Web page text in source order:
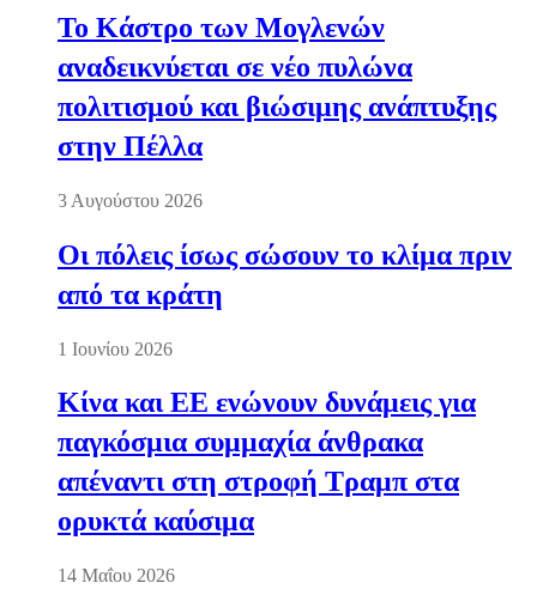
Το Κάστρο των Μογλενών
αναδεικνύεται σε νέο πυλώνα
πολιτισμού και βιώσιμης ανάπτυξης
στην Πέλλα
3 Αυγούστου 2026
Οι πόλεις ίσως σώσουν το κλίμα πριν
από τα κράτη
1 Ιουνίου 2026
Κίνα και ΕΕ ενώνουν δυνάμεις για
παγκόσμια συμμαχία άνθρακα
απέναντι στη στροφή Τραμπ στα
ορυκτά καύσιμα
14 Μαΐου 2026